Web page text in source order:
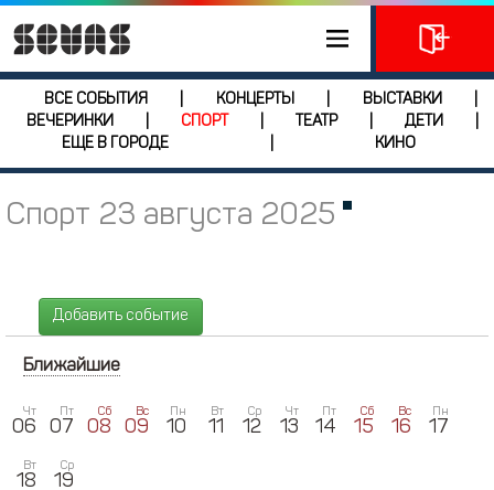
ВСЕ СОБЫТИЯ КОНЦЕРТЫ ВЫСТАВКИ
ВЕЧЕРИНКИ
СПОРТ ТЕАТР ДЕТИ
ЕЩЕ В ГОРОДЕ
КИНО
Спорт 23 августа 2025
Добавить событие
Ближайшие
Чт
06
Пт
07
Сб
08
Вс
09
Пн
10
Вт
11
Ср
12
Чт
13
Пт
14
Сб
15
Вс
16
Пн
17
Вт
18
Ср
19